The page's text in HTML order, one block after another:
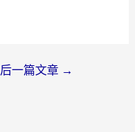
后一篇文章 →